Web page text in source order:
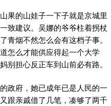
果的山娃子一下子就是京城里
致建议。吴娜的爷爷柱着拐杖
青烟不然怎么会有这档子事。
怎么才能供应得起一个大学
别担心反正车到山前必有路。
政府，她已成年已是人民的一
跟亲戚借了几笔，凑够了两千